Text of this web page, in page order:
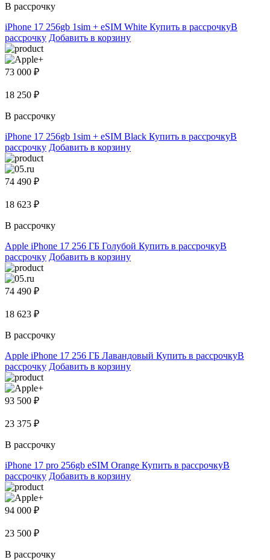
В рассрочку
iPhone 17 256gb 1sim + eSIM White Купить в рассрочкуВ
рассрочку Добавить в корзину
73 000 ₽
18 250 ₽
В рассрочку
iPhone 17 256gb 1sim + eSIM Black Купить в рассрочкуВ
рассрочку Добавить в корзину
74 490 ₽
18 623 ₽
В рассрочку
Apple iPhone 17 256 ГБ Голубой Купить в рассрочкуВ
рассрочку Добавить в корзину
74 490 ₽
18 623 ₽
В рассрочку
Apple iPhone 17 256 ГБ Лавандовый Купить в рассрочкуВ
рассрочку Добавить в корзину
93 500 ₽
23 375 ₽
В рассрочку
iPhone 17 pro 256gb eSIM Orange Купить в рассрочкуВ
рассрочку Добавить в корзину
94 000 ₽
23 500 ₽
В рассрочку